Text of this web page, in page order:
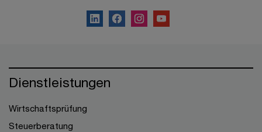
Dienstleistungen
Wirtschaftsprüfung
Steuerberatung